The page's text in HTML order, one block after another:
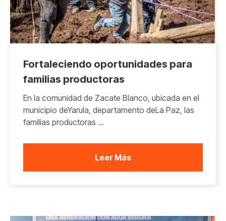
Fortaleciendo oportunidades para
familias productoras
En la comunidad de Zacate Blanco, ubicada en el
municipio deYarula, departamento deLa Paz, las
familias productoras ...
Leer Más